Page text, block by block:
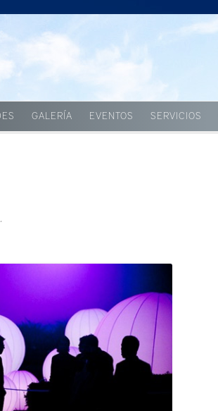
Skip to content
GALERÍA EVENTOS SERVICIOS
.